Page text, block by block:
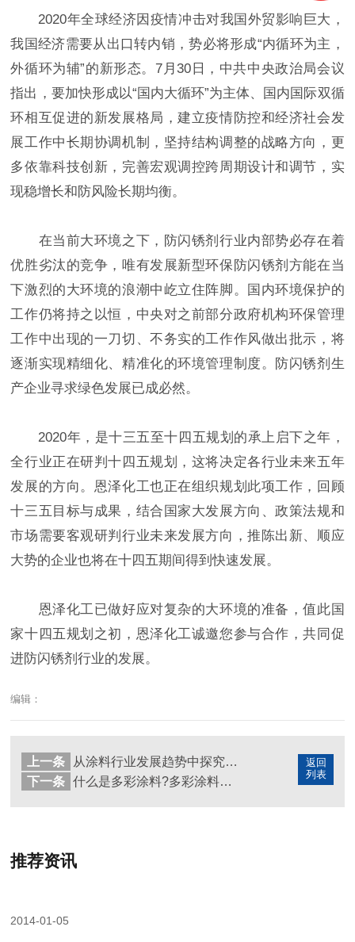
2020年全球经济因疫情冲击对我国外贸影响巨大，
我国经济需要从出口转内销，势必将形成“内循环为主，
外循环为辅”的新形态。7月30日，中共中央政治局会议
指出，要加快形成以“国内大循环”为主体、国内国际双循
环相互促进的新发展格局，建立疫情防控和经济社会发
展工作中长期协调机制，坚持结构调整的战略方向，更
多依靠科技创新，完善宏观调控跨周期设计和调节，实
现稳增长和防风险长期均衡。
在当前大环境之下，防闪锈剂行业内部势必存在着
优胜劣汰的竞争，唯有发展新型环保防闪锈剂方能在当
下激烈的大环境的浪潮中屹立住阵脚。国内环境保护的
工作仍将持之以恒，中央对之前部分政府机构环保管理
工作中出现的一刀切、不务实的工作作风做出批示，将
逐渐实现精细化、精准化的环境管理制度。防闪锈剂生
产企业寻求绿色发展已成必然。
2020年，是十三五至十四五规划的承上启下之年，
全行业正在研判十四五规划，这将决定各行业未来五年
发展的方向。恩泽化工也正在组织规划此项工作，回顾
十三五目标与成果，结合国家大发展方向、政策法规和
市场需要客观研判行业未来发展方向，推陈出新、顺应
大势的企业也将在十四五期间得到快速发展。
恩泽化工已做好应对复杂的大环境的准备，值此国
家十四五规划之初，恩泽化工诚邀您参与合作，共同促
进防闪锈剂行业的发展。
编辑：
返回
列表
上一条
从涂料行业发展趋势中探究防闪锈剂市场份额的变化
下一条
什么是多彩涂料?多彩涂料解答
推荐资讯
2014-01-05